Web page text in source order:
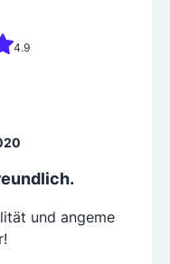
4.9
und angeme